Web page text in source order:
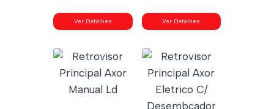
Ver Detalhes Ver Detalhes